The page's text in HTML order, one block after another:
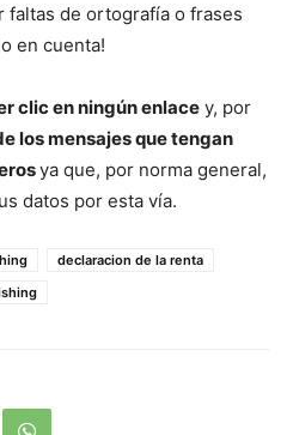
faltas de ortografía o frases
en cuenta!
clic en ningún enlace y, por
los mensajes que tengan
ya que, por norma general,
datos por esta vía.
declaracion de la renta